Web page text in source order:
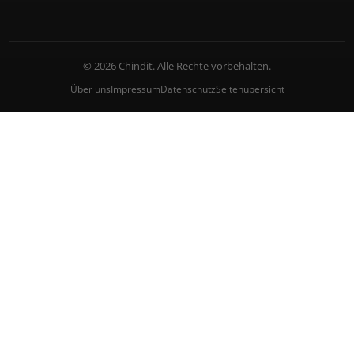
© 2026 Chindit. Alle Rechte vorbehalten.
Über unsImpressumDatenschutzSeitenübersicht